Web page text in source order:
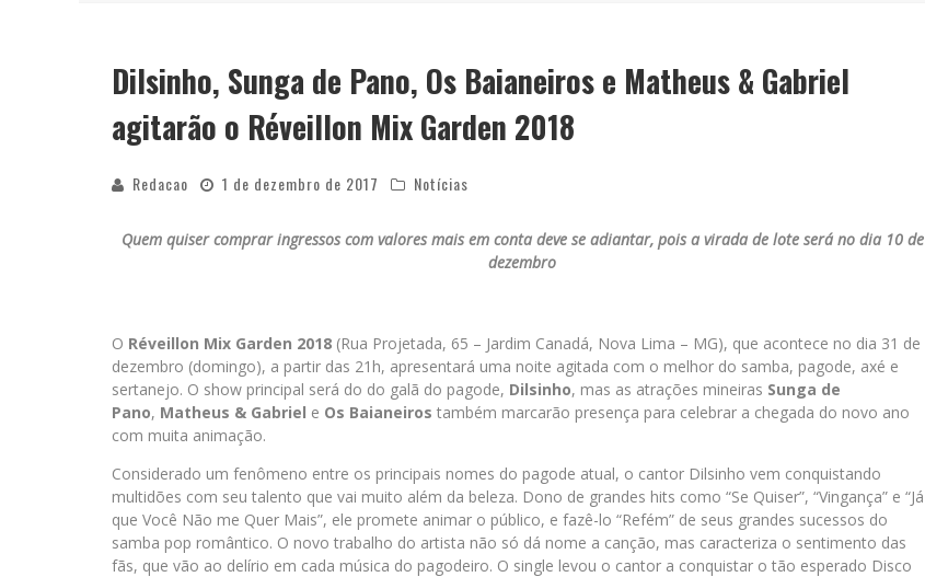
YAN TRAZ A TURNÊ NACIONAL DO PAGODYANDO PARA BELO HORIZONTE
Dilsinho, Sunga de Pano, Os Baianeiros e Matheus & Gabriel
agitarão o Réveillon Mix Garden 2018
Redacao 1 de dezembro de 2017 Notícias
Quem quiser comprar ingressos com valores mais em conta deve se adiantar, pois a virada de lote será no dia 10 de
dezembro
O Réveillon Mix Garden 2018 (Rua Projetada, 65 – Jardim Canadá, Nova Lima – MG), que acontece no dia 31 de
dezembro (domingo), a partir das 21h, apresentará uma noite agitada com o melhor do samba, pagode, axé e
sertanejo. O show principal será do do galã do pagode, Dilsinho, mas as atrações mineiras Sunga de
Pano, Matheus & Gabriel e Os Baianeiros também marcarão presença para celebrar a chegada do novo ano
com muita animação.
Considerado um fenômeno entre os principais nomes do pagode atual, o cantor Dilsinho vem conquistando
multidões com seu talento que vai muito além da beleza. Dono de grandes hits como “Se Quiser”, “Vingança” e “Já
que Você Não me Quer Mais”, ele promete animar o público, e fazê-lo “Refém” de seus grandes sucessos do
samba pop romântico. O novo trabalho do artista não só dá nome a canção, mas caracteriza o sentimento das
fãs, que vão ao delírio em cada música do pagodeiro. O single levou o cantor a conquistar o tão esperado Disco